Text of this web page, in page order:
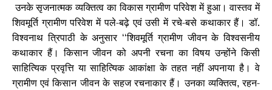
उनके सृजनात्मक व्यक्तित्व का विकास ग्रामीण परिवेश में हुआ। वास्तव में
शिवमूर्ति ग्रामीण परिवेश में पले-बढ़े एवं उसी में रचे-बसे कथाकार हैं। डॉ.
विश्वनाथ त्रिपाठी के अनुसार ‘‘शिवमूर्ति ग्रामीण जीवन के विश्वसनीय
कथाकार हैं। किसान जीवन को अपनी रचना का विषय उन्होंने किसी
साहित्यिक प्रवृत्ति या साहित्यिक आकांक्षा के तहत नहीं अपनाया है। वे
ग्रामीण एवं किसान जीवन के सहज रचनाकार हैं। उनका व्यक्तित्व,रहन-